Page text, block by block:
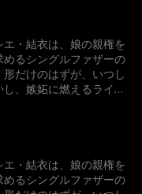
・結衣は、娘の親権を
るシングルファザーの
だけのはずが、いつし
、嫉妬に燃えるライバ
・結衣は、娘の親権を
るシングルファザーの